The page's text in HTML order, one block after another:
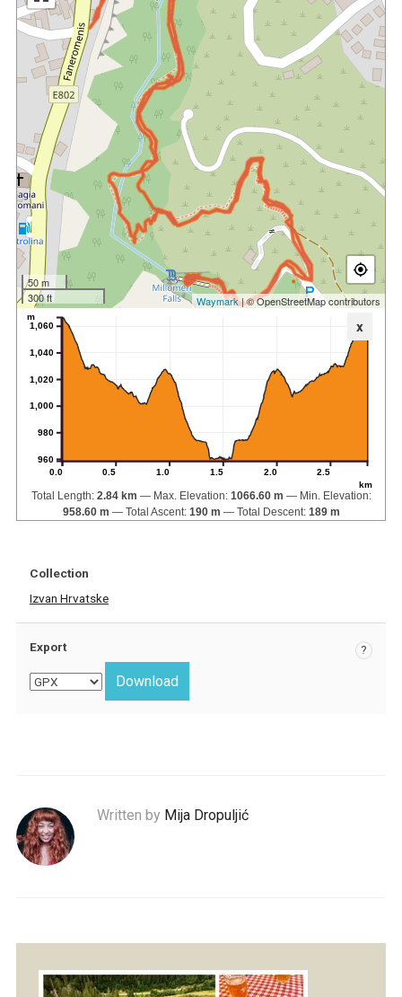
50 m
300 ft
Waymark| © OpenStreetMap contributors
x
0.0 0.5 1.0 1.5 2.0 2.5
km
960
980
1,000
1,020
1,040
1,060
m
Total Length: 2.84 km Max. Elevation: 1066.60 m
Min. Elevation:
958.60 m
Total Ascent: 190 m Total Descent: 189 m
Collection
Izvan Hrvatske
?
Export
Written by Mija Dropuljić